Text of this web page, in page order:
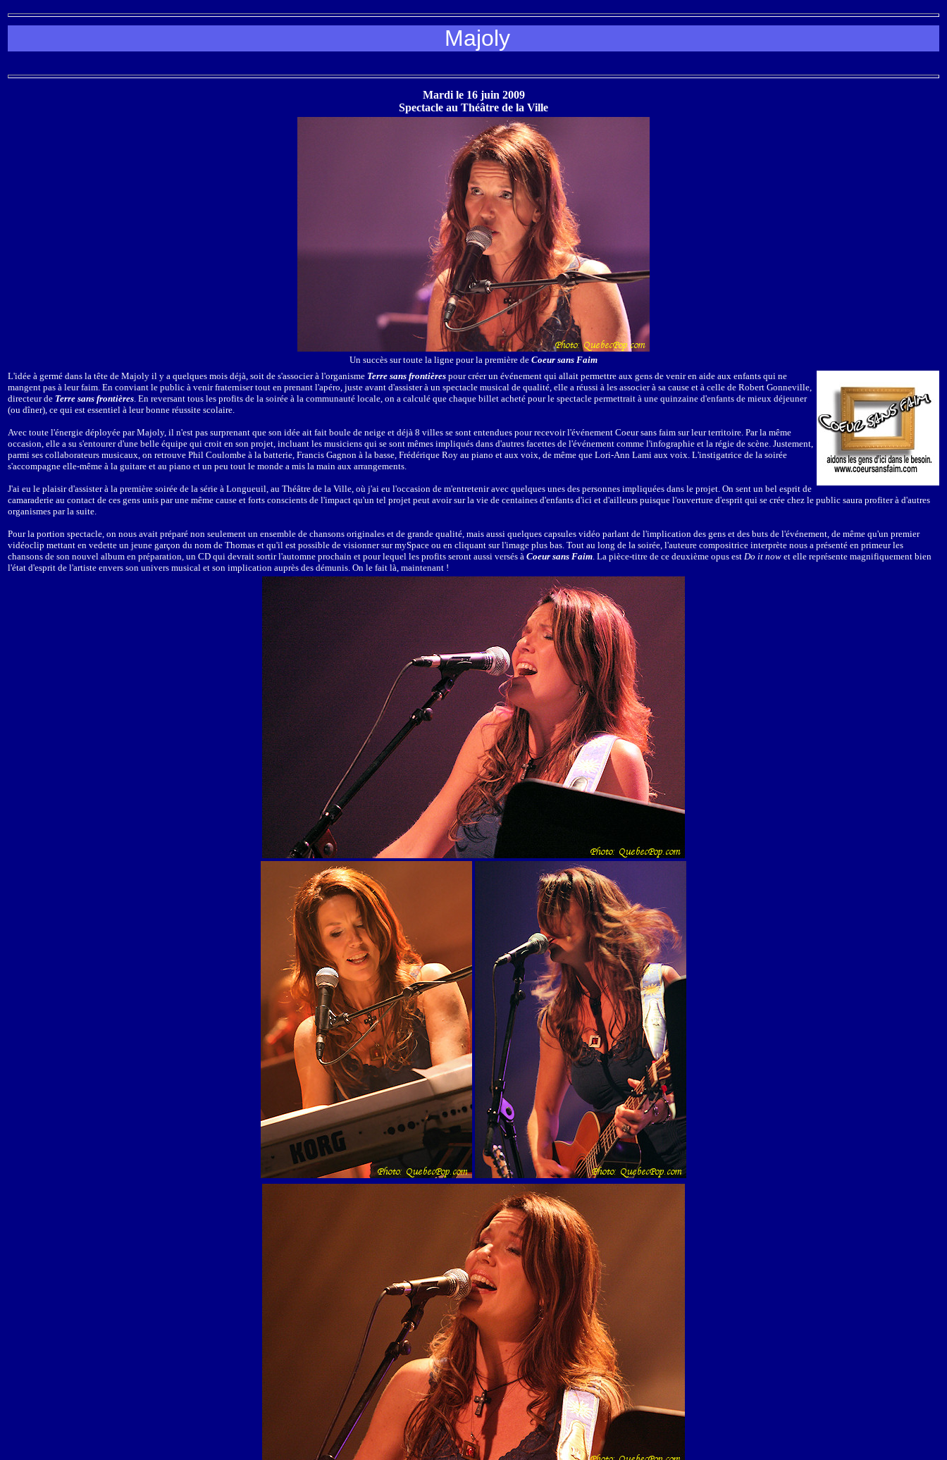
Majoly
Mardi le 16 juin 2009
Spectacle au Théâtre de la Ville
Un succès sur toute la ligne pour la première de Coeur sans Faim
L'idée à germé dans la tête de Majoly il y a quelques mois déjà, soit de s'associer à l'organisme Terre sans frontières pour créer un événement qui allait permettre aux gens de venir en aide aux enfants qui ne
mangent pas à leur faim. En conviant le public à venir fraterniser tout en prenant l'apéro, juste avant d'assister à un spectacle musical de qualité, elle a réussi à les associer à sa cause et à celle de Robert Gonneville,
directeur de Terre sans frontières. En reversant tous les profits de la soirée à la communauté locale, on a calculé que chaque billet acheté pour le spectacle permettrait à une quinzaine d'enfants de mieux déjeuner
(ou dîner), ce qui est essentiel à leur bonne réussite scolaire.
Avec toute l'énergie déployée par Majoly, il n'est pas surprenant que son idée ait fait boule de neige et déjà 8 villes se sont entendues pour recevoir l'événement Coeur sans faim sur leur territoire. Par la même
occasion, elle a su s'entourer d'une belle équipe qui croit en son projet, incluant les musiciens qui se sont mêmes impliqués dans d'autres facettes de l'événement comme l'infographie et la régie de scène. Justement,
parmi ses collaborateurs musicaux, on retrouve Phil Coulombe à la batterie, Francis Gagnon à la basse, Frédérique Roy au piano et aux voix, de même que Lori-Ann Lami aux voix. L'instigatrice de la soirée
s'accompagne elle-même à la guitare et au piano et un peu tout le monde a mis la main aux arrangements.
J'ai eu le plaisir d'assister à la première soirée de la série à Longueuil, au Théâtre de la Ville, où j'ai eu l'occasion de m'entretenir avec quelques unes des personnes impliquées dans le projet. On sent un bel esprit de
camaraderie au contact de ces gens unis par une même cause et forts conscients de l'impact qu'un tel projet peut avoir sur la vie de centaines d'enfants d'ici et d'ailleurs puisque l'ouverture d'esprit qui se crée chez le public saura profiter à d'autres
organismes par la suite.
Pour la portion spectacle, on nous avait préparé non seulement un ensemble de chansons originales et de grande qualité, mais aussi quelques capsules vidéo parlant de l'implication des gens et des buts de l'événement, de même qu'un premier
vidéoclip mettant en vedette un jeune garçon du nom de Thomas et qu'il est possible de visionner sur mySpace ou en cliquant sur l'image plus bas. Tout au long de la soirée, l'auteure compositrice interprète nous a présenté en primeur les
chansons de son nouvel album en préparation, un CD qui devrait sortir l'automne prochain et pour lequel les profits seront aussi versés à Coeur sans Faim. La pièce-titre de ce deuxième opus est Do it now et elle représente magnifiquement bien
l'état d'esprit de l'artiste envers son univers musical et son implication auprès des démunis. On le fait là, maintenant !